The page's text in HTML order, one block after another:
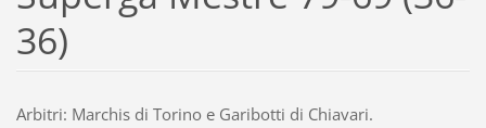
36)
Arbitri: Marchis di Torino e Garibotti di Chiavari.